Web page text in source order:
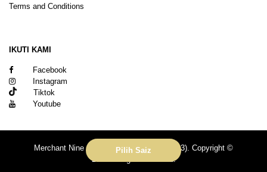
Pilih Saiz
Terms and Conditions
IKUTI KAMI
Facebook
Instagram
Tiktok
Youtube
Merchant Nine Sdn Bhd (No. 201601039113). Copyright ©
2026.All rights reserved.